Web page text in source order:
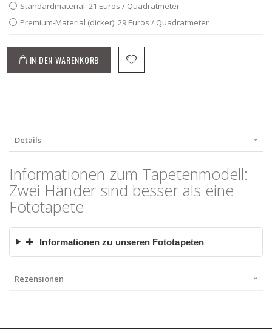
Standardmaterial: 21 Euros / Quadratmeter
Premium-Material (dicker): 29 Euros / Quadratmeter
IN DEN WARENKORB
Details
Informationen zum Tapetenmodell:
Zwei Händer sind besser als eine
Fototapete
✚ Informationen zu unseren Fototapeten
Rezensionen